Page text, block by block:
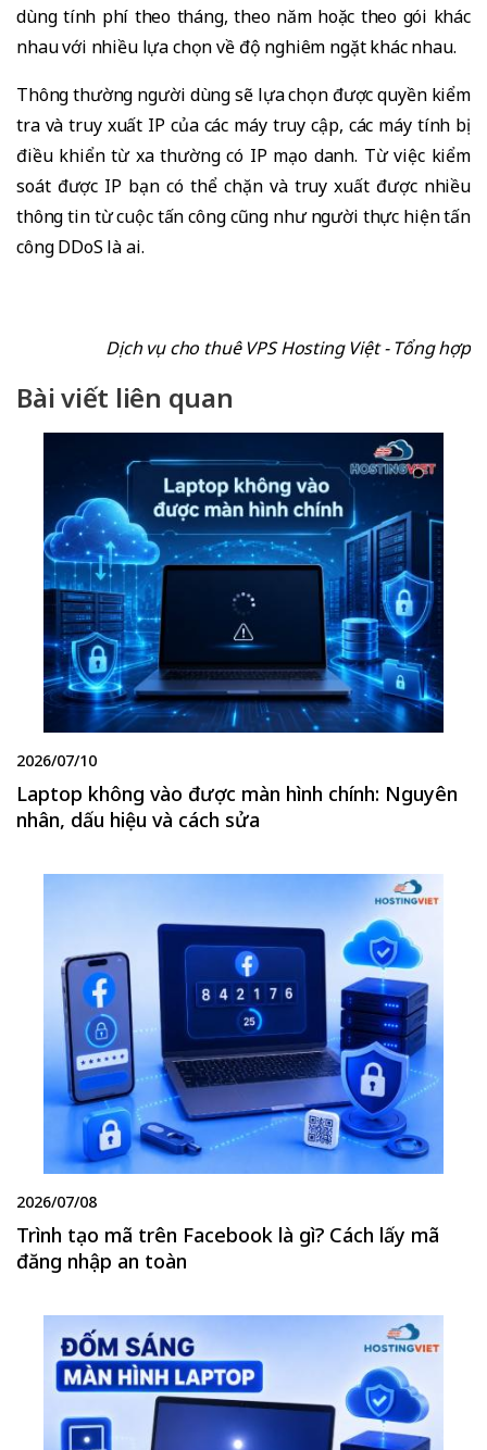
dùng tính phí theo tháng, theo năm hoặc theo gói khác
nhau với nhiều lựa chọn về độ nghiêm ngặt khác nhau.
Thông thường người dùng sẽ lựa chọn được quyền kiểm
tra và truy xuất IP của các máy truy cập, các máy tính bị
điều khiển từ xa thường có IP mạo danh. Từ việc kiểm
soát được IP bạn có thể chặn và truy xuất được nhiều
thông tin từ cuộc tấn công cũng như người thực hiện tấn
công DDoS là ai.
Dịch vụ cho thuê VPS Hosting Việt - Tổng hợp
Bài viết liên quan
2026/07/10
Laptop không vào được màn hình chính: Nguyên
nhân, dấu hiệu và cách sửa
2026/07/08
Trình tạo mã trên Facebook là gì? Cách lấy mã
đăng nhập an toàn